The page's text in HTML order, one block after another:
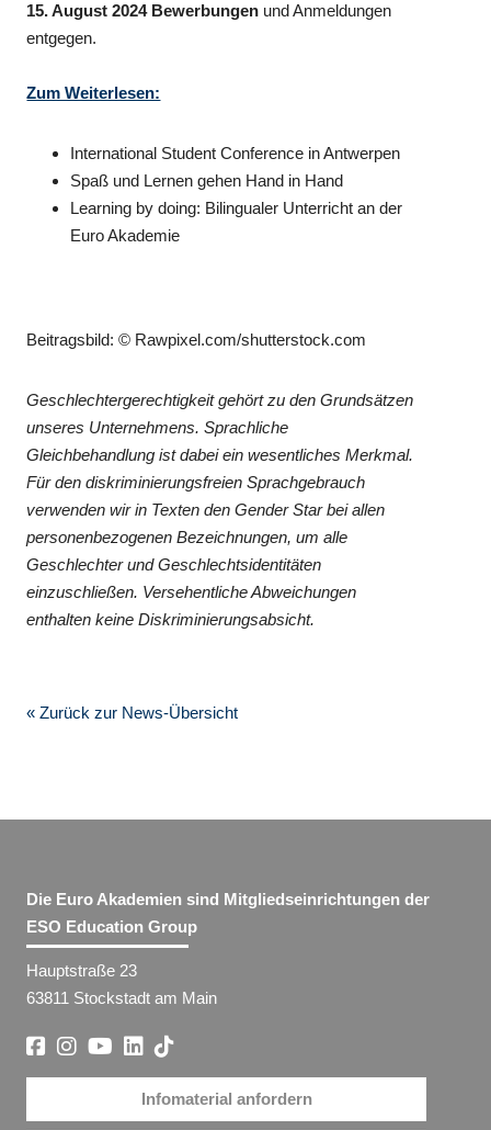
15. August 2024 Bewerbungen und Anmeldungen
entgegen.
Zum Weiterlesen:
International Student Conference in Antwerpen
Spaß und Lernen gehen Hand in Hand
Learning by doing: Bilingualer Unterricht an der
Euro Akademie
Beitragsbild: © Rawpixel.com/shutterstock.com
Geschlechtergerechtigkeit gehört zu den Grundsätzen
unseres Unternehmens. Sprachliche
Gleichbehandlung ist dabei ein wesentliches Merkmal.
Für den diskriminierungsfreien Sprachgebrauch
verwenden wir in Texten den Gender Star bei allen
personenbezogenen Bezeichnungen, um alle
Geschlechter und Geschlechtsidentitäten
einzuschließen. Versehentliche Abweichungen
enthalten keine Diskriminierungsabsicht.
« Zurück zur News-Übersicht
Die Euro Akademien sind Mitgliedseinrichtungen der
ESO Education Group
Hauptstraße 23
63811 Stockstadt am Main
Infomaterial anfordern